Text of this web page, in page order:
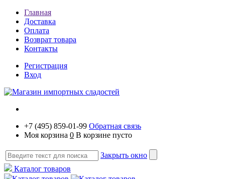
Главная
Доставка
Оплата
Возврат товара
Контакты
Регистрация
Вход
+7 (495) 859-01-99 Обратная связь
Моя корзина 0 В корзине пусто
Закрыть окно
Каталог товаров